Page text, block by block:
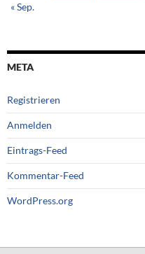
« Sep.
META
Registrieren
Anmelden
Eintrags-Feed
Kommentar-Feed
WordPress.org